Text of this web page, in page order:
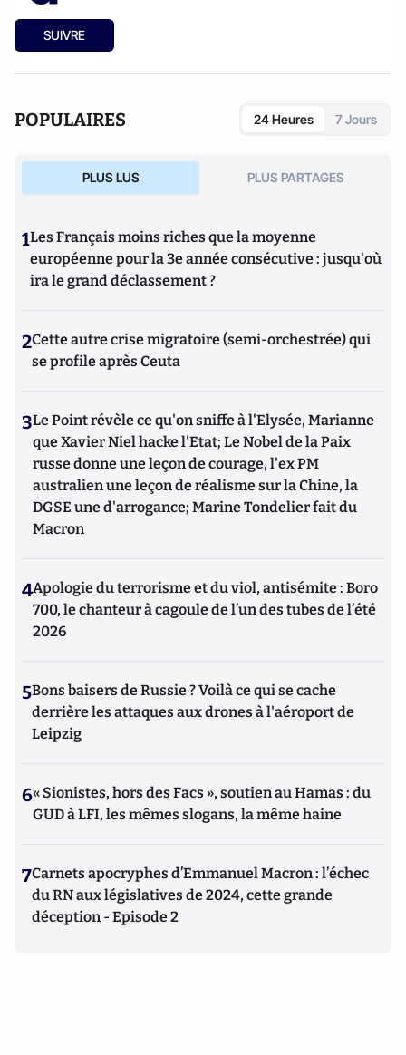
SUIVRE
POPULAIRES 24 Heures 7 Jours
PLUS LUS PLUS PARTAGES
1Les Français moins riches que la moyenne
européenne pour la 3e année consécutive : jusqu'où
ira le grand déclassement ?
2Cette autre crise migratoire (semi-orchestrée) qui
se profile après Ceuta
3Le Point révèle ce qu'on sniffe à l'Elysée, Marianne
que Xavier Niel hacke l'Etat; Le Nobel de la Paix
russe donne une leçon de courage, l'ex PM
australien une leçon de réalisme sur la Chine, la
DGSE une d'arrogance; Marine Tondelier fait du
Macron
4Apologie du terrorisme et du viol, antisémite : Boro
700, le chanteur à cagoule de l’un des tubes de l’été
2026
5Bons baisers de Russie ? Voilà ce qui se cache
derrière les attaques aux drones à l'aéroport de
Leipzig
6« Sionistes, hors des Facs », soutien au Hamas : du
GUD à LFI, les mêmes slogans, la même haine
7Carnets apocryphes d’Emmanuel Macron : l’échec
du RN aux législatives de 2024, cette grande
déception - Episode 2